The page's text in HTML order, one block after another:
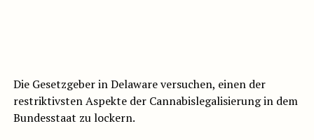
Die Gesetzgeber in Delaware versuchen, einen der
restriktivsten Aspekte der Cannabislegalisierung in dem
Bundesstaat zu lockern.